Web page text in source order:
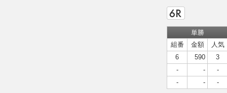
単勝
組番
金額
人気
6
590
3
-
-
-
-
- -